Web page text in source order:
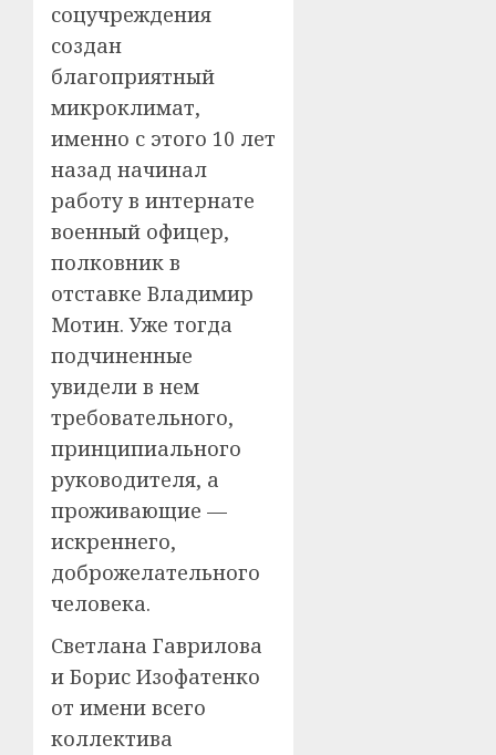
соцучреждения
создан
благоприятный
микроклимат,
именно с этого 10 лет
назад начинал
работу в интернате
военный офицер,
полковник в
отставке Владимир
Мотин. Уже тогда
подчиненные
увидели в нем
требовательного,
принципиального
руководителя, а
проживающие —
искреннего,
доброжелательного
человека.
Светлана Гаврилова
и Борис Изофатенко
от имени всего
коллектива